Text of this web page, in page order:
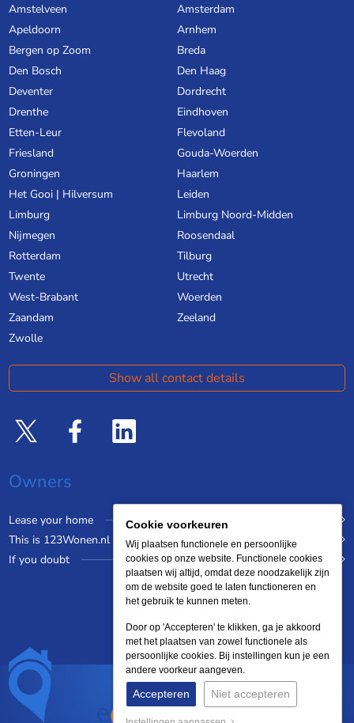
Amstelveen
Amsterdam
Apeldoorn
Arnhem
Bergen op Zoom
Breda
Den Bosch
Den Haag
Deventer
Dordrecht
Drenthe
Eindhoven
Etten-Leur
Flevoland
Friesland
Gouda-Woerden
Groningen
Haarlem
Het Gooi | Hilversum
Leiden
Limburg
Limburg Noord-Midden
Nijmegen
Roosendaal
Rotterdam
Tilburg
Twente
Utrecht
West-Brabant
Woerden
Zaandam
Zeeland
Zwolle
Show all contact details
Owners
Lease your home
This is 123Wonen.nl
If you doubt
Cookie voorkeuren
Wij plaatsen functionele en persoonlijke
cookies op onze website. Functionele cookies
plaatsen wij altijd, omdat deze noodzakelijk zijn
om de website goed te laten functioneren en
het gebruik te kunnen meten.
Door op 'Accepteren' te klikken, ga je akkoord
met het plaatsen van zowel functionele als
persoonlijke cookies. Bij instellingen kun je een
andere voorkeur aangeven.
Accepteren Niet accepteren